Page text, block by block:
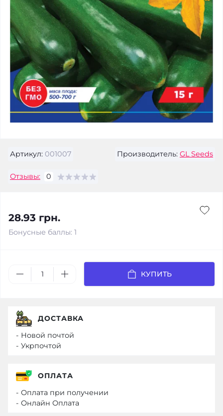
Артикул: 001007 Производитель: GL Seeds
Отзывы: 0
28.93 грн.
Бонусные баллы: 1
КУПИТЬ
ДОСТАВКА
- Новой почтой
- Укрпочтой
ОПЛАТА
- Оплата при получении
- Онлайн Оплата